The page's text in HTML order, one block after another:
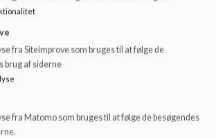
7400 Herning
fra Siteimprove som bruges til at følge de
brug af siderne
fra Matomo som bruges til at følge de besøgendes